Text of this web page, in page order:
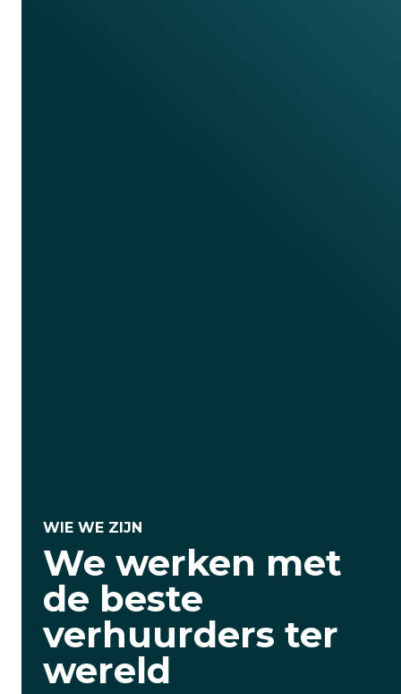
WIE WE ZIJN
We werken met
de beste
verhuurders ter
wereld